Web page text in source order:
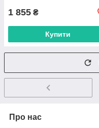
1 855 ₴
Купити
Про нас